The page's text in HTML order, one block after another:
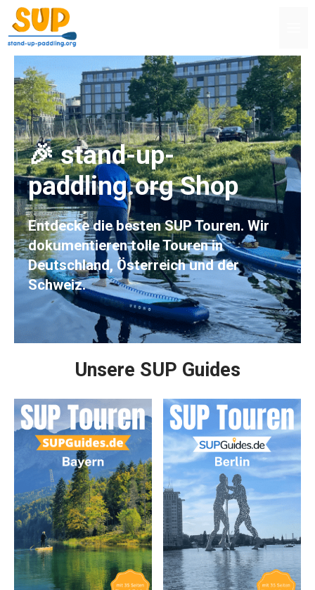
Zum
Inhalt
springen
🎉 stand-up-
paddling.org Shop
Entdecke die besten SUP Touren. Wir
dokumentieren tolle Touren in
Deutschland, Österreich und der
Schweiz.
Unsere SUP Guides